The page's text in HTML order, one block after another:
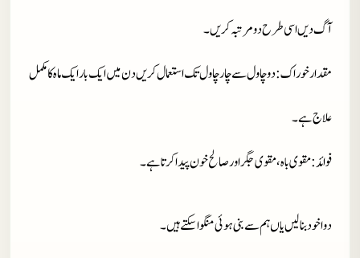
آگ دیں اسی طرح دو مرتبہ کریں۔
مقدار خوراک: دو چاول سے چار چاول تک استعمال کریں دن میں ایک بار ایک ماہ کا مکمل
علاج ہے۔
فوائد: مقوی باہ، مقوی جگر اور صالح خون پیدا کرتا ہے۔
دوا خود بنا لیں یاں ہم سے بنی ہوئی منگوا سکتے ہیں۔